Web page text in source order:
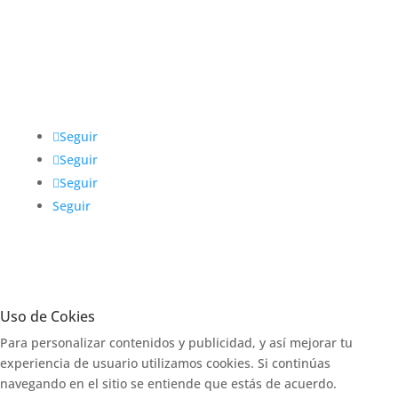
Seguir
Seguir
Seguir
Seguir
Uso de Cokies
Para personalizar contenidos y publicidad, y así mejorar tu
experiencia de usuario utilizamos cookies. Si continúas
navegando en el sitio se entiende que estás de acuerdo.